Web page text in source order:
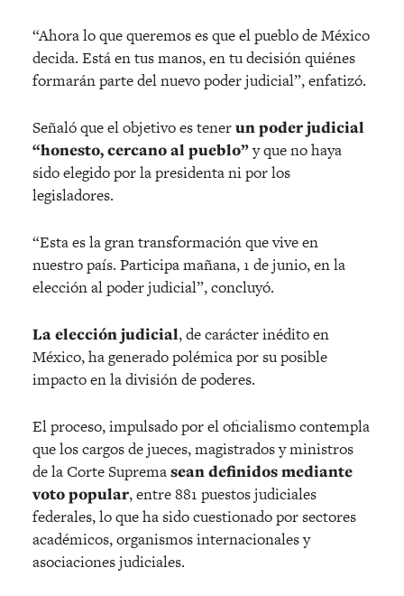
“Ahora lo que queremos es que el pueblo de México
decida. Está en tus manos, en tu decisión quiénes
formarán parte del nuevo poder judicial”, enfatizó.
Señaló que el objetivo es tenerun poder judicial
“honesto, cercano al pueblo”y que no haya
sido elegido por la presidenta ni por los
legisladores.
“Esta es la gran transformación que vive en
nuestro país. Participa mañana, 1 de junio, en la
elección al poder judicial”, concluyó.
La elección judicial, de carácter inédito en
México, ha generado polémica por su posible
impacto en la división de poderes.
El proceso, impulsado por el oficialismo contempla
que los cargos de jueces, magistrados y ministros
de la Corte Supremasean definidos mediante
voto popular, entre 881 puestos judiciales
federales, lo que ha sido cuestionado por sectores
académicos, organismos internacionales y
asociaciones judiciales.